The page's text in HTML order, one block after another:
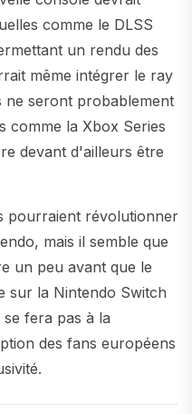
comme le DLSS
un rendu des
même intégrer le ray
ne seront probablement
comme la Xbox Series
devant d'ailleurs être
pourraient révolutionner
mais il semble que
un peu avant que le
sur la Nintendo Switch
fera pas à la
des fans européens